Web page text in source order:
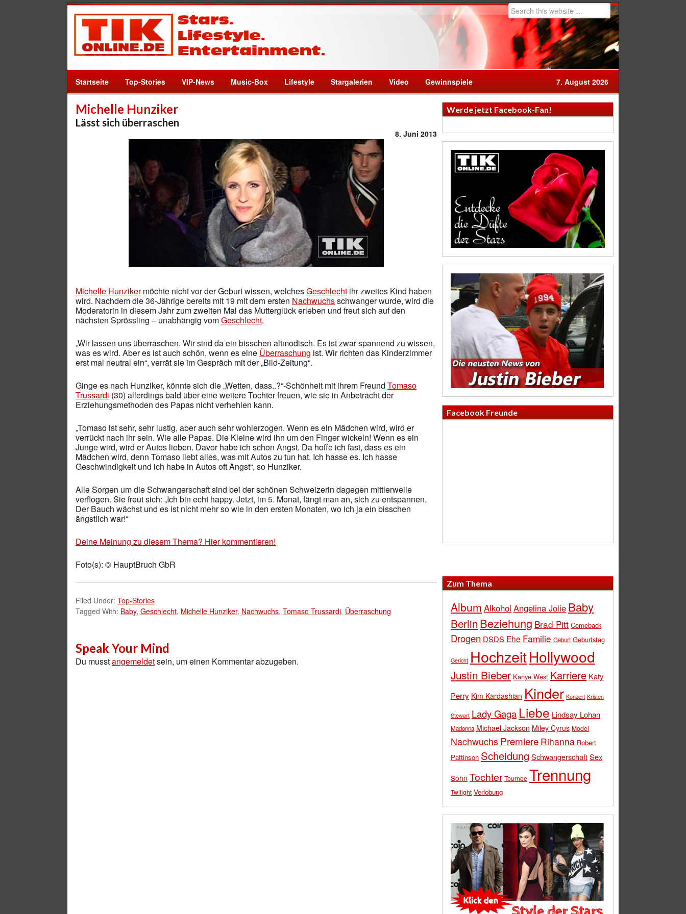
Startseite Top-Stories VIP-News Music-Box Lifestyle Stargalerien Video Gewinnspiele 7. August 2026
Michelle Hunziker
Lässt sich überraschen
8. Juni 2013
Michelle Hunzikermöchte nicht vor der Geburt wissen, welchesGeschlecht ihr zweites Kind haben
wird. Nachdem die 36-Jährige bereits mit 19 mit dem ersten Nachwuchsschwanger wurde, wird die
Moderatorin in diesem Jahr zum zweiten Mal das Mutterglück erleben und freut sich auf den
nächsten Sprössling – unabhängig vomGeschlecht.
„Wir lassen uns überraschen. Wir sind da ein bisschen altmodisch. Es ist zwar spannend zu wissen,
was es wird. Aber es ist auch schön, wenn es eine Überraschung ist. Wir richten das Kinderzimmer
erst mal neutral ein“, verrät sie im Gespräch mit der „Bild-Zeitung“.
Ginge es nach Hunziker, könnte sich die „Wetten, dass..?“-Schönheit mit ihrem Freund Tomaso
Trussardi (30) allerdings bald über eine weitere Tochter freuen, wie sie in Anbetracht der
Erziehungsmethoden des Papas nicht verhehlen kann.
„Tomaso ist sehr, sehr lustig, aber auch sehr wohlerzogen. Wenn es ein Mädchen wird, wird er
verrückt nach ihr sein. Wie alle Papas. Die Kleine wird ihn um den Finger wickeln! Wenn es ein
Junge wird, wird er Autos lieben. Davor habe ich schon Angst. Da hoffe ich fast, dass es ein
Mädchen wird, denn Tomaso liebt alles, was mit Autos zu tun hat. Ich hasse es. Ich hasse
Geschwindigkeit und ich habe in Autos oft Angst“, so Hunziker.
Alle Sorgen um die Schwangerschaft sind bei der schönen Schweizerin dagegen mittlerweile
verflogen. Sie freut sich: „Ich bin echt happy. Jetzt, im 5. Monat, fängt man an, sich zu entspannen.
Der Bauch wächst und es ist nicht mehr so wie in den ersten Monaten, wo ich ja ein bisschen
ängstlich war!“
Deine Meinung zu diesem Thema? Hier kommentieren!
Foto(s): © HauptBruch GbR
Filed Under: Top-Stories
Tagged With: Baby, Geschlecht, Michelle Hunziker, Nachwuchs, Tomaso Trussardi, Überraschung
Speak Your Mind
Du musstangemeldetsein, um einen Kommentar abzugeben.
Werde jetzt Facebook-Fan!
Facebook Freunde
Zum Thema
Album Alkohol Angelina Jolie Baby
Berlin Beziehung Brad Pitt Comeback
Drogen DSDS Ehe Familie Geburt Geburtstag
Gericht HochzeitHollywood
Justin Bieber Kanye West Karriere Katy
Perry Kim Kardashian Kinder Konzert Kristen
Stewart Lady Gaga Liebe Lindsay Lohan
Madonna Michael Jackson Miley Cyrus Model
Nachwuchs Premiere Rihanna Robert
Pattinson Scheidung SchwangerschaftSex
Sohn Tochter Tournee Trennung
Twilight Verlobung